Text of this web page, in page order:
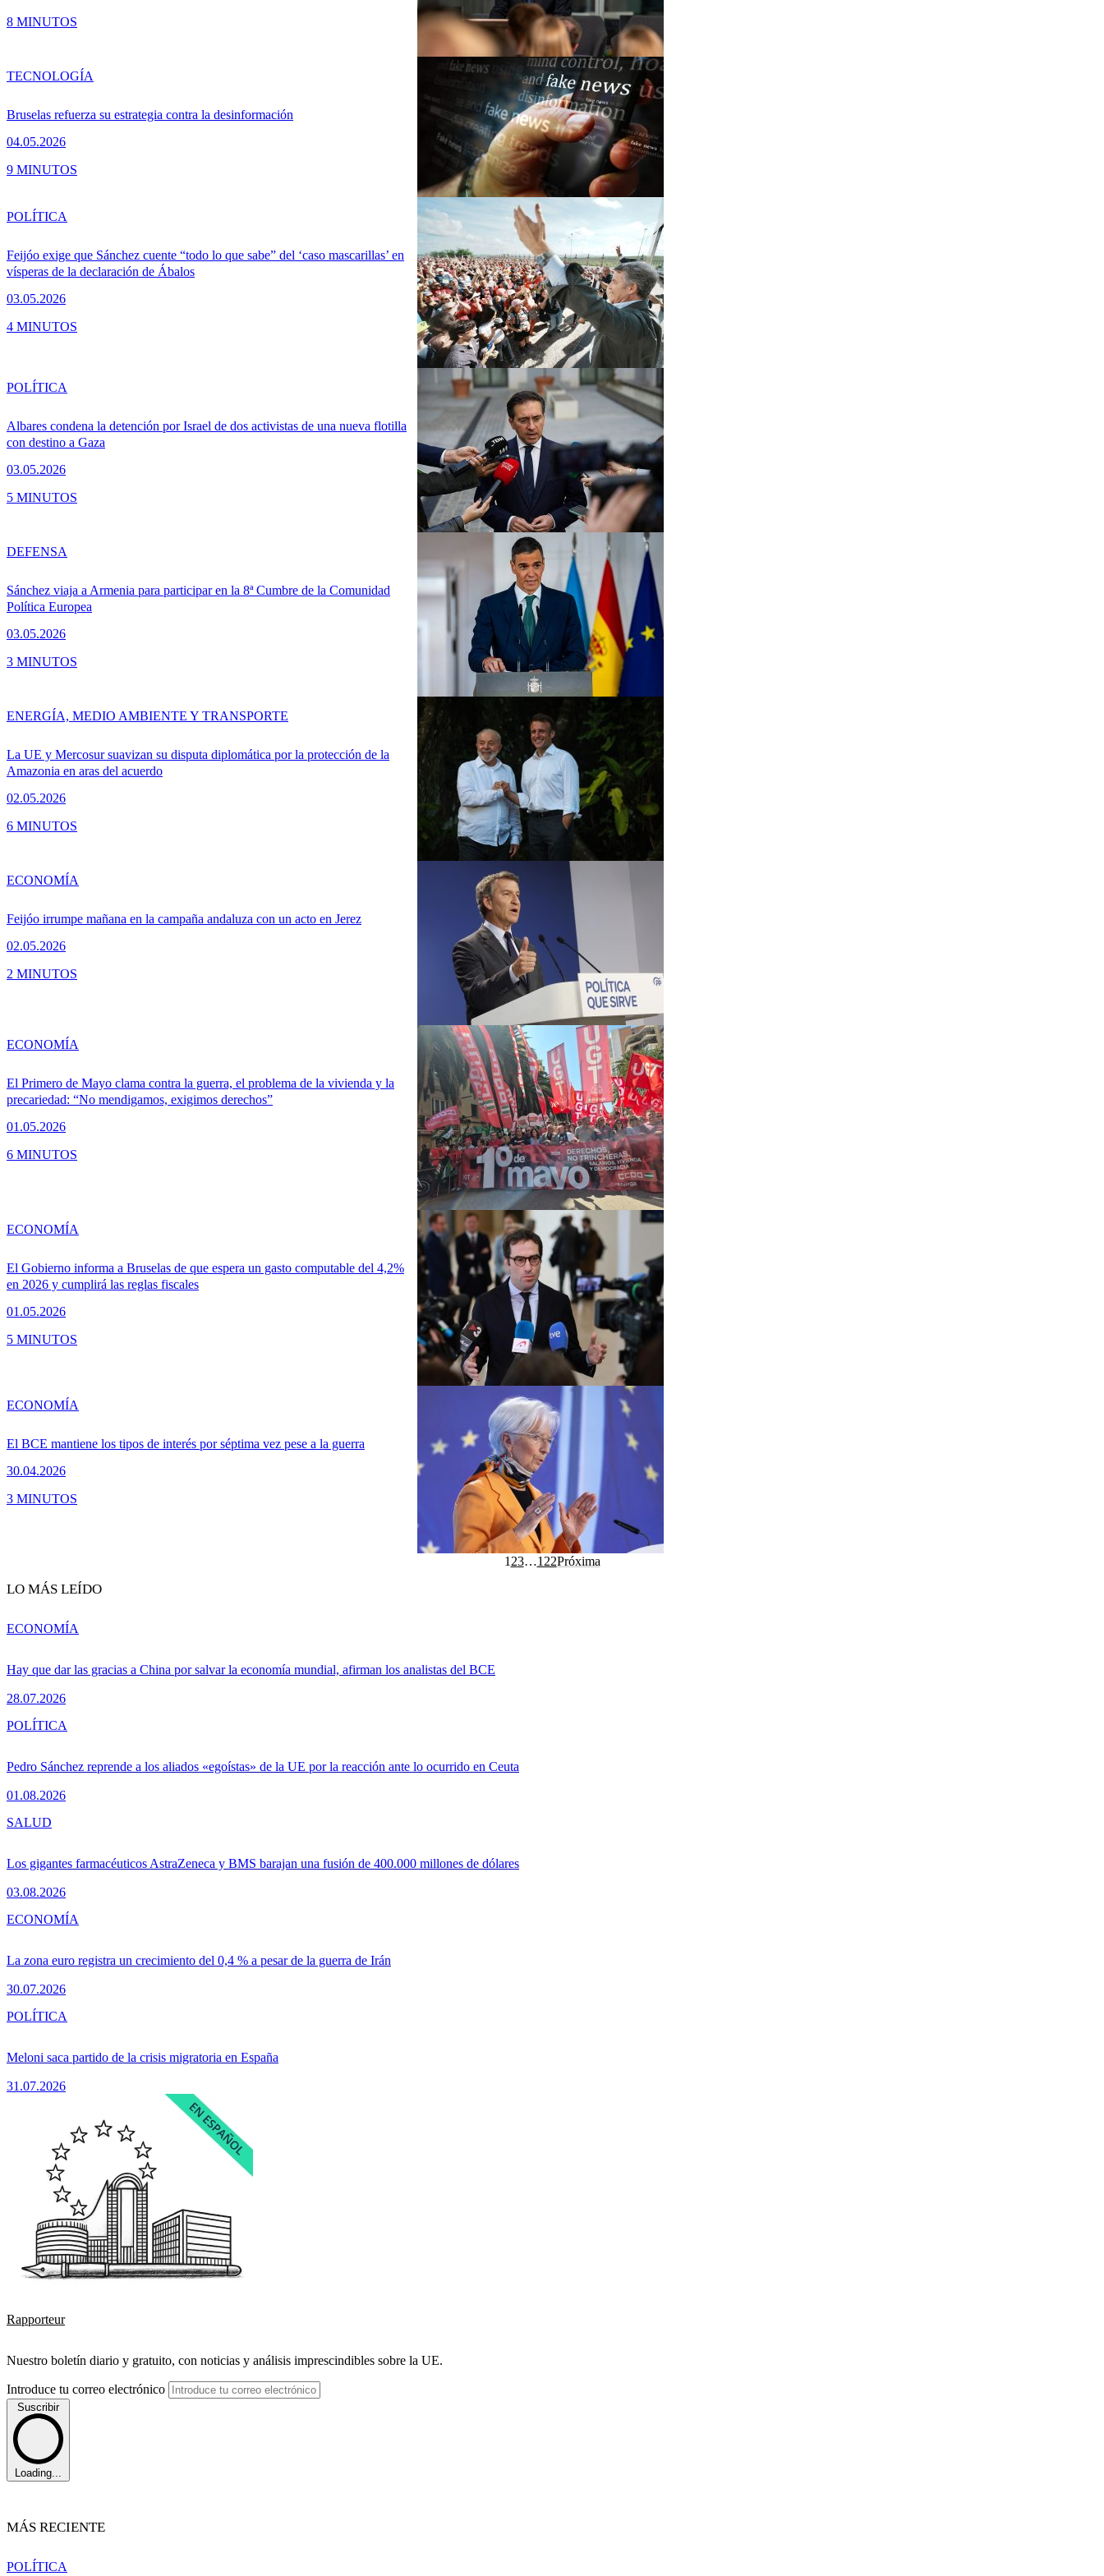
8 MINUTOS
Bruselas refuerza su estrategia contra la desinformación
04.05.2026
TECNOLOGÍA
9 MINUTOS
Feijóo exige que Sánchez cuente “todo lo que sabe” del ‘caso mascarillas’ en
vísperas de la declaración de Ábalos
03.05.2026
POLÍTICA
4 MINUTOS
Albares condena la detención por Israel de dos activistas de una nueva flotilla
con destino a Gaza
03.05.2026
POLÍTICA
5 MINUTOS
Sánchez viaja a Armenia para participar en la 8ª Cumbre de la Comunidad
Política Europea
03.05.2026
DEFENSA
3 MINUTOS
La UE y Mercosur suavizan su disputa diplomática por la protección de la
Amazonia en aras del acuerdo
02.05.2026
ENERGÍA, MEDIO AMBIENTE Y TRANSPORTE
6 MINUTOS
Feijóo irrumpe mañana en la campaña andaluza con un acto en Jerez
02.05.2026
ECONOMÍA
2 MINUTOS
El Primero de Mayo clama contra la guerra, el problema de la vivienda y la
precariedad: “No mendigamos, exigimos derechos”
01.05.2026
ECONOMÍA
6 MINUTOS
El Gobierno informa a Bruselas de que espera un gasto computable del 4,2%
en 2026 y cumplirá las reglas fiscales
01.05.2026
ECONOMÍA
5 MINUTOS
El BCE mantiene los tipos de interés por séptima vez pese a la guerra
30.04.2026
ECONOMÍA
3 MINUTOS
1 23…122Próxima
LO MÁS LEÍDO
Hay que dar las gracias a China por salvar la economía mundial, afirman los analistas del BCE
28.07.2026
ECONOMÍA
Pedro Sánchez reprende a los aliados «egoístas» de la UE por la reacción ante lo ocurrido en Ceuta
01.08.2026
POLÍTICA
Los gigantes farmacéuticos AstraZeneca y BMS barajan una fusión de 400.000 millones de dólares
03.08.2026
SALUD
La zona euro registra un crecimiento del 0,4 % a pesar de la guerra de Irán
30.07.2026
ECONOMÍA
Meloni saca partido de la crisis migratoria en España
31.07.2026
POLÍTICA
Rapporteur
Nuestro boletín diario y gratuito, con noticias y análisis imprescindibles sobre la UE.
Introduce tu correo electrónico
Suscribir
Loading...
MÁS RECIENTE
POLÍTICA